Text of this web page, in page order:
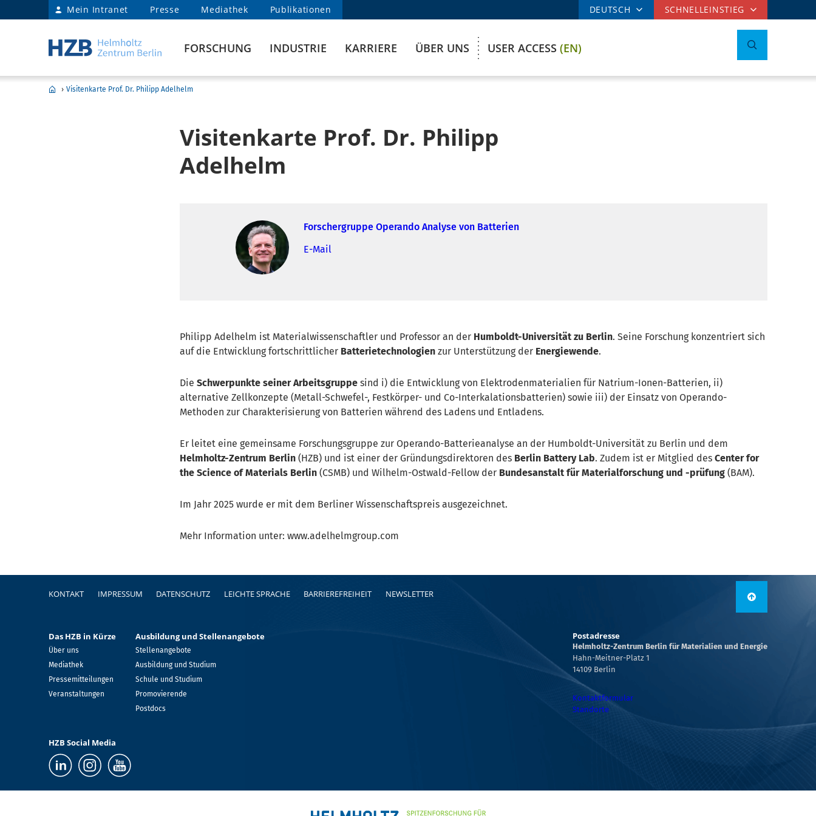
Mein Intranet Presse Mediathek Publikationen DEUTSCH SCHNELLEINSTIEG
FORSCHUNG INDUSTRIE KARRIERE ÜBER UNS USER ACCESS (EN)
› Visitenkarte Prof. Dr. Philipp Adelhelm
Visitenkarte Prof. Dr. Philipp
Adelhelm
Forschergruppe Operando Analyse von Batterien
E-Mail
Philipp Adelhelm ist Materialwissenschaftler und Professor an der Humboldt-Universität zu Berlin. Seine Forschung konzentriert sich
auf die Entwicklung fortschrittlicher Batterietechnologien zur Unterstützung der Energiewende.
Die Schwerpunkte seiner Arbeitsgruppesind i) die Entwicklung von Elektrodenmaterialien für Natrium-Ionen-Batterien, ii)
alternative Zellkonzepte (Metall-Schwefel-, Festkörper- und Co-Interkalationsbatterien) sowie iii) der Einsatz von Operando-
Methoden zur Charakterisierung von Batterien während des Ladens und Entladens.
Er leitet eine gemeinsame Forschungsgruppe zur Operando-Batterieanalyse an der Humboldt-Universität zu Berlin und dem
Helmholtz-Zentrum Berlin (HZB) und ist einer der Gründungsdirektoren des Berlin Battery Lab. Zudem ist er Mitglied des Center for
the Science of Materials Berlin(CSMB) und Wilhelm-Ostwald-Fellow der Bundesanstalt für Materialforschung und -prüfung(BAM).
Im Jahr 2025 wurde er mit dem Berliner Wissenschaftspreis ausgezeichnet.
Mehr Information unter: www.adelhelmgroup.com
Fußzeile
KONTAKT IMPRESSUM DATENSCHUTZ LEICHTE SPRACHE BARRIEREFREIHEIT NEWSLETTER
Das HZB in Kürze
Über uns
Mediathek
Pressemitteilungen
Veranstaltungen
Ausbildung und Stellenangebote
Stellenangebote
Ausbildung und Studium
Schule und Studium
Promovierende
Postdocs
Postadresse
Helmholtz-Zentrum Berlin für Materialien und Energie
Hahn-Meitner-Platz 1
14109 Berlin
Kontaktformular
Standorte
HZB Social Media